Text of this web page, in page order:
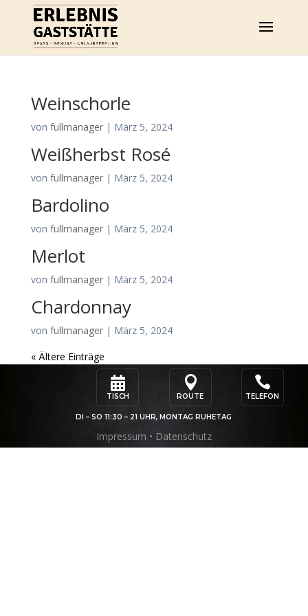
Weinschorle
von fullmanager| März 5, 2024
Weißherbst Rosé
von fullmanager| März 5, 2024
Bardolino
von fullmanager| März 5, 2024
Merlot
von fullmanager| März 5, 2024
Chardonnay
von fullmanager| März 5, 2024
« Ältere Einträge

TISCH

ROUTE

TELEFON
DI – SO 11:30 – 21 UHR, MONTAG RUHETAG
Impressum • Datenschutz